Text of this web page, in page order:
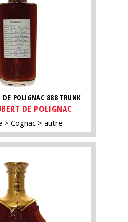
DE POLIGNAC 888 TRUNK
DE POLIGNAC
Cognac autre